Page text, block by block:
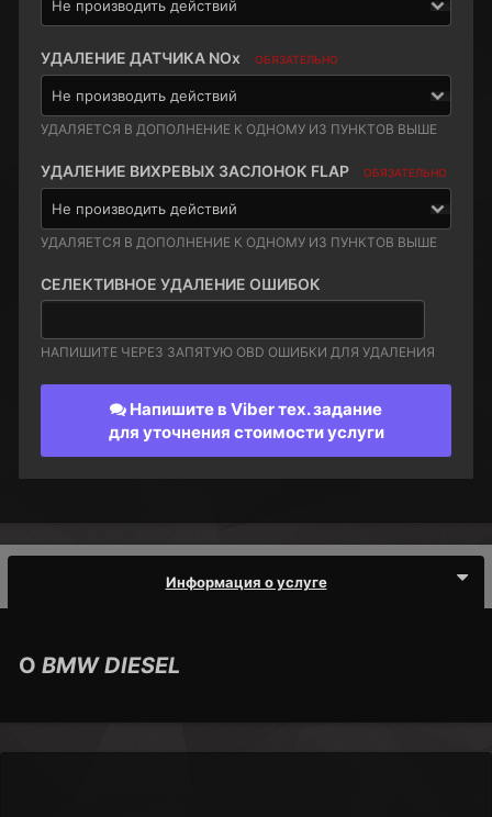
УДАЛЕНИЕ ДАТЧИКА NOx ОБЯЗАТЕЛЬНО
УДАЛЯЕТСЯ В ДОПОЛНЕНИЕ К ОДНОМУ ИЗ ПУНКТОВ ВЫШЕ
УДАЛЕНИЕ ВИХРЕВЫХ ЗАСЛОНОК FLAP ОБЯЗАТЕЛЬНО
УДАЛЯЕТСЯ В ДОПОЛНЕНИЕ К ОДНОМУ ИЗ ПУНКТОВ ВЫШЕ
СЕЛЕКТИВНОЕ УДАЛЕНИЕ ОШИБОК
НАПИШИТЕ ЧЕРЕЗ ЗАПЯТУЮ OBD ОШИБКИ ДЛЯ УДАЛЕНИЯ
Напишите в Viber тех. задание
для уточнения стоимости услуги
Информация о услуге
О BMW DIESEL